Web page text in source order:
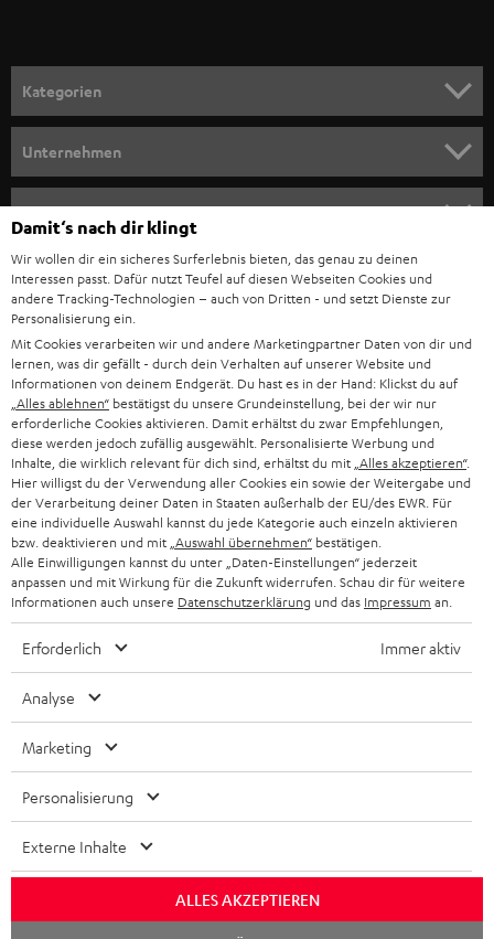
n
m
e
l
d
n
g
Kategorien
HEIMKINO-KOMPLETTANLAGEN
SOUNDBARS
STEREO
SMART HOME
BLUETOOTH-LAUTSPRECHER
KOPFHÖRER
BLUETOOTH-KOPFHÖRER
STEREOANLAGEN
LAUTSPRECHER
ULTIMA-SERIE
IN-EAR-KOPFHÖRER
FANSHOP
NEUHEITEN
Unternehmen
KARRIERE
PRESSE & MARKETING
GESCHÄFTSKUNDEN
PARTNERPROGRAMM
BLOG
NEWSLETTER
STORES
DEINE VORTEILE BEI TEUFEL
TEUFEL STORY
BARRIEREFREIHEIT
Teufel Onlineshops
DEUTSCHLAND
ÖSTERREICH
SCHWEIZ
NIEDERLANDE
BELGIEN
FRANKREICH
POLEN
ITALIEN
USA
WEITERE LÄNDER
Fotos abgebildete Zubehör ist nicht im Lieferumfang enthalten. Etwaige
©2026 Lautsprecher Teufel GmbH - All rights reserved.
Impressum AGB Datenschutz Daten-Einstellungen
EU Data Act
Damit‘s nach dir klingt
Wir wollen dir ein sicheres Surferlebnis bieten, das genau zu deinen
Interessen passt. Dafür nutzt Teufel auf diesen Webseiten Cookies und
andere Tracking-Technologien – auch von Dritten - und setzt Dienste zur
Personalisierung ein.
Mit Cookies verarbeiten wir und andere Marketingpartner Daten von dir und
lernen, was dir gefällt - durch dein Verhalten auf unserer Website und
Informationen von deinem Endgerät. Du hast es in der Hand: Klickst du auf
„Alles ablehnen“ bestätigst du unsere Grundeinstellung, bei der wir nur
erforderliche Cookies aktivieren. Damit erhältst du zwar Empfehlungen,
diese werden jedoch zufällig ausgewählt. Personalisierte Werbung und
Inhalte, die wirklich relevant für dich sind, erhältst du mit „Alles akzeptieren“.
Hier willigst du der Verwendung aller Cookies ein sowie der Weitergabe und
der Verarbeitung deiner Daten in Staaten außerhalb der EU/des EWR. Für
eine individuelle Auswahl kannst du jede Kategorie auch einzeln aktivieren
bzw. deaktivieren und mit „Auswahl übernehmen“ bestätigen.
Alle Einwilligungen kannst du unter „Daten-Einstellungen“ jederzeit
anpassen und mit Wirkung für die Zukunft widerrufen. Schau dir für weitere
Informationen auch unsere Datenschutzerklärung und das Impressum an.
Erforderlich Immer aktiv
Analyse
Marketing
Personalisierung
Externe Inhalte
ALLES AKZEPTIEREN